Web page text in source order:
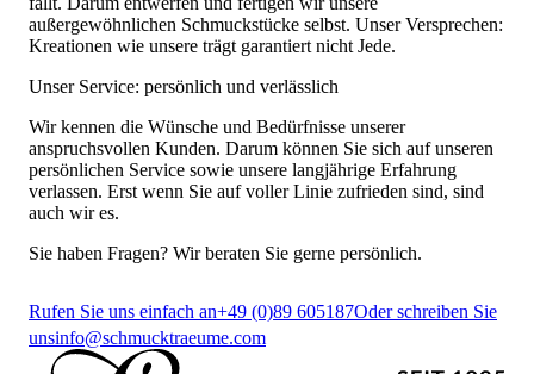
außergewöhnlichen Schmuckstücke selbst. Unser Versprechen:
Kreationen wie unsere trägt garantiert nicht Jede.
Unser Service: persönlich und verlässlich
Wir kennen die Wünsche und Bedürfnisse unserer
anspruchsvollen Kunden. Darum können Sie sich auf unseren
persönlichen Service sowie unsere langjährige Erfahrung
verlassen. Erst wenn Sie auf voller Linie zufrieden sind, sind
auch wir es.
Sie haben Fragen? Wir beraten Sie gerne persönlich.
Rufen Sie uns einfach an+49 (0)89 605187Oder schreiben Sie
unsinfo@schmucktraeume.com